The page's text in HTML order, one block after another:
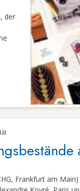
der
Frankfurt am Main)